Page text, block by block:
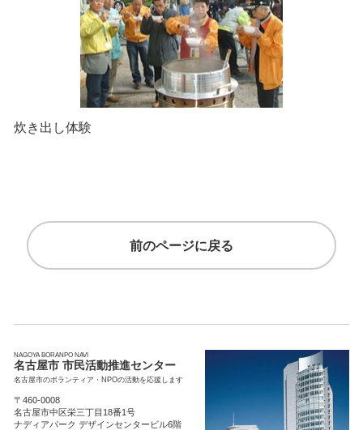
炊き出し体験
前のページに戻る
NAGOYA BORANPO NAVI
名古屋市 市民活動推進センター
名古屋市のボランティア・NPOの活動を応援します
〒460-0008
名古屋市中区栄三丁目18番1号
ナディアパーク デザインセンタービル6階